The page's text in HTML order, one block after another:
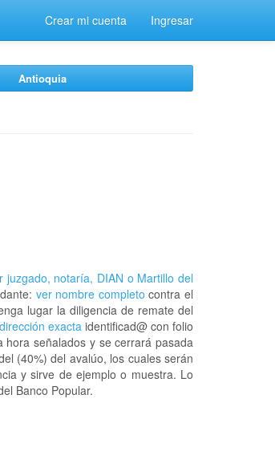
Crear mi cuenta Ingresar
Antioquia
juzgado, notaría, DIAN o Martillo del
ver nombre completo contra el
lugar la diligencia de remate del
exactaidentificad@ con folio
señalados y se cerrará pasada
(40%) del avalúo, los cuales serán
y sirve de ejemplo o muestra. Lo
Banco Popular.